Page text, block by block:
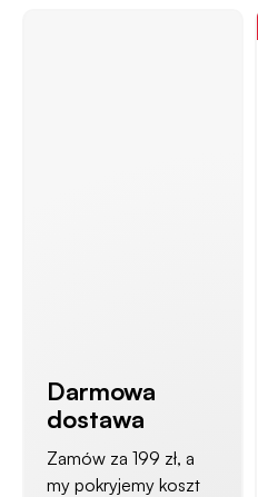
Darmowa
dostawa
Zamów za 199 zł, a
my pokryjemy koszt